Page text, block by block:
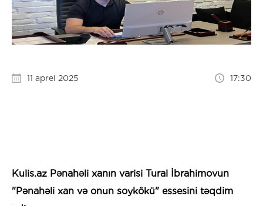
11 aprel 2025 17:30
Kulis.az Pənahəli xanın varisi Tural İbrahimovun
"Pənahəli xan və onun soykökü" essesini təqdim